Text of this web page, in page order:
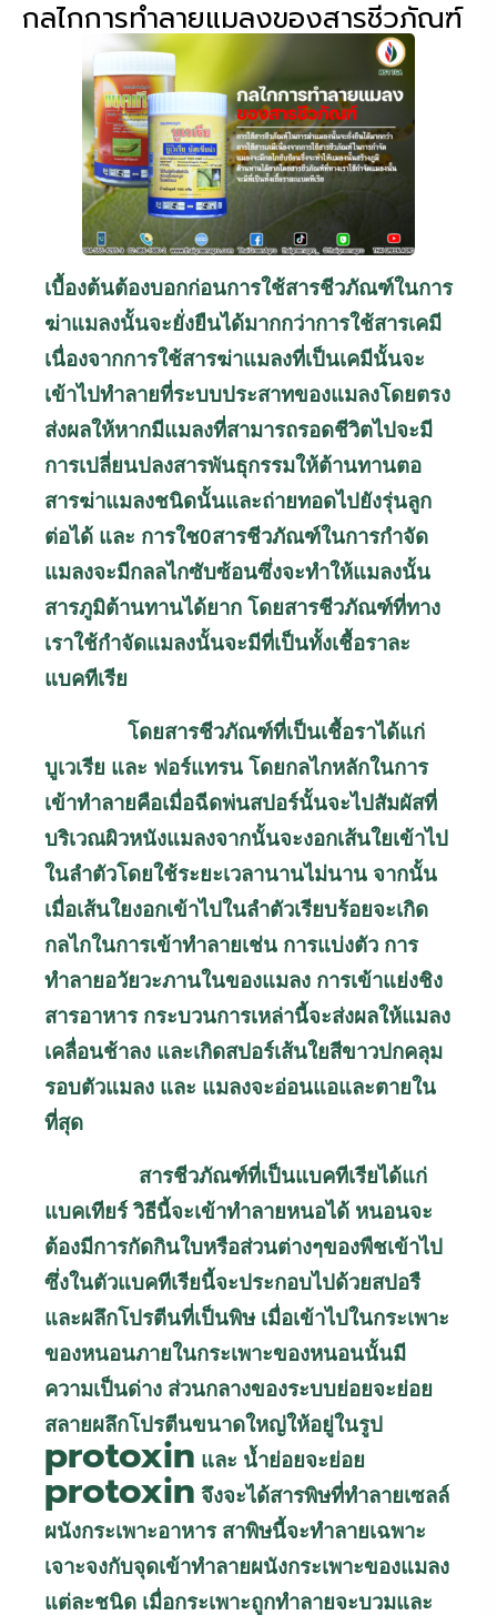
กลไกการทำลายแมลงของสารชีวภัณฑ์
เบื้องต้นต้องบอกก่อนการใช้สารชีวภัณฑ์ในการ
ฆ่าแมลงนั้นจะยั่งยืนได้มากกว่าการใช้สารเคมี
เนื่องจากการใช้สารฆ่าแมลงที่เป็นเคมีนั้นจะ
เข้าไปทำลายที่ระบบประสาทของแมลงโดยตรง
ส่งผลให้หากมีแมลงที่สามารถรอดชีวิตไปจะมี
การเปลี่ยนปลงสารพันธุกรรมให้ต้านทานตอ
สารฆ่าแมลงชนิดนั้นและถ่ายทอดไปยังรุ่นลูก
ต่อได้ และ การใช0สารชีวภัณฑ์ในการกำจัด
แมลงจะมีกลลไกซับซ้อนซึ่งจะทำให้แมลงนั้น
สารภูมิต้านทานได้ยาก โดยสารชีวภัณฑ์ที่ทาง
เราใช้กำจัดแมลงนั้นจะมีที่เป็นทั้งเชื้อราละ
แบคทีเรีย
โดยสารชีวภัณฑ์ที่เป็นเชื้อราได้แก่
บูเวเรีย และ ฟอร์แทรน โดยกลไกหลักในการ
เข้าทำลายคือเมื่อฉีดพ่นสปอร์นั้นจะไปสัมผัสที่
บริเวณผิวหนังแมลงจากนั้นจะงอกเส้นใยเข้าไป
ในลำตัวโดยใช้ระยะเวลานานไม่นาน จากนั้น
เมื่อเส้นใยงอกเข้าไปในลำตัวเรียบร้อยจะเกิด
กลไกในการเข้าทำลายเช่น การแบ่งตัว การ
ทำลายอวัยวะภานในของแมลง การเข้าแย่งชิง
สารอาหาร กระบวนการเหล่านี้จะส่งผลให้แมลง
เคลื่อนช้าลง และเกิดสปอร์เส้นใยสีขาวปกคลุม
รอบตัวแมลง และ แมลงจะอ่อนแอและตายใน
ที่สุด
สารชีวภัณฑ์ที่เป็นแบคทีเรียได้แก่
แบคเทียร์ วิธีนี้จะเข้าทำลายหนอได้ หนอนจะ
ต้องมีการกัดกินใบหรือส่วนต่างๆของพืชเข้าไป
ซึ่งในตัวแบคทีเรียนี้จะประกอบไปด้วยสปอรื
และผลึกโปรตีนที่เป็นพิษ เมื่อเข้าไปในกระเพาะ
ของหนอนภายในกระเพาะของหนอนนั้นมี
ความเป็นด่าง ส่วนกลางของระบบย่อยจะย่อย
สลายผลึกโปรตีนขนาดใหญ่ให้อยู่ในรูป
protoxin และ น้ำย่อยจะย่อย
protoxin จึงจะได้สารพิษที่ทำลายเซลล์
ผนังกระเพาะอาหาร สาพิษนี้จะทำลายเฉพาะ
เจาะจงกับจุดเข้าทำลายผนังกระเพาะของแมลง
แต่ละชนิด เมื่อกระเพาะถูกทำลายจะบวมและ